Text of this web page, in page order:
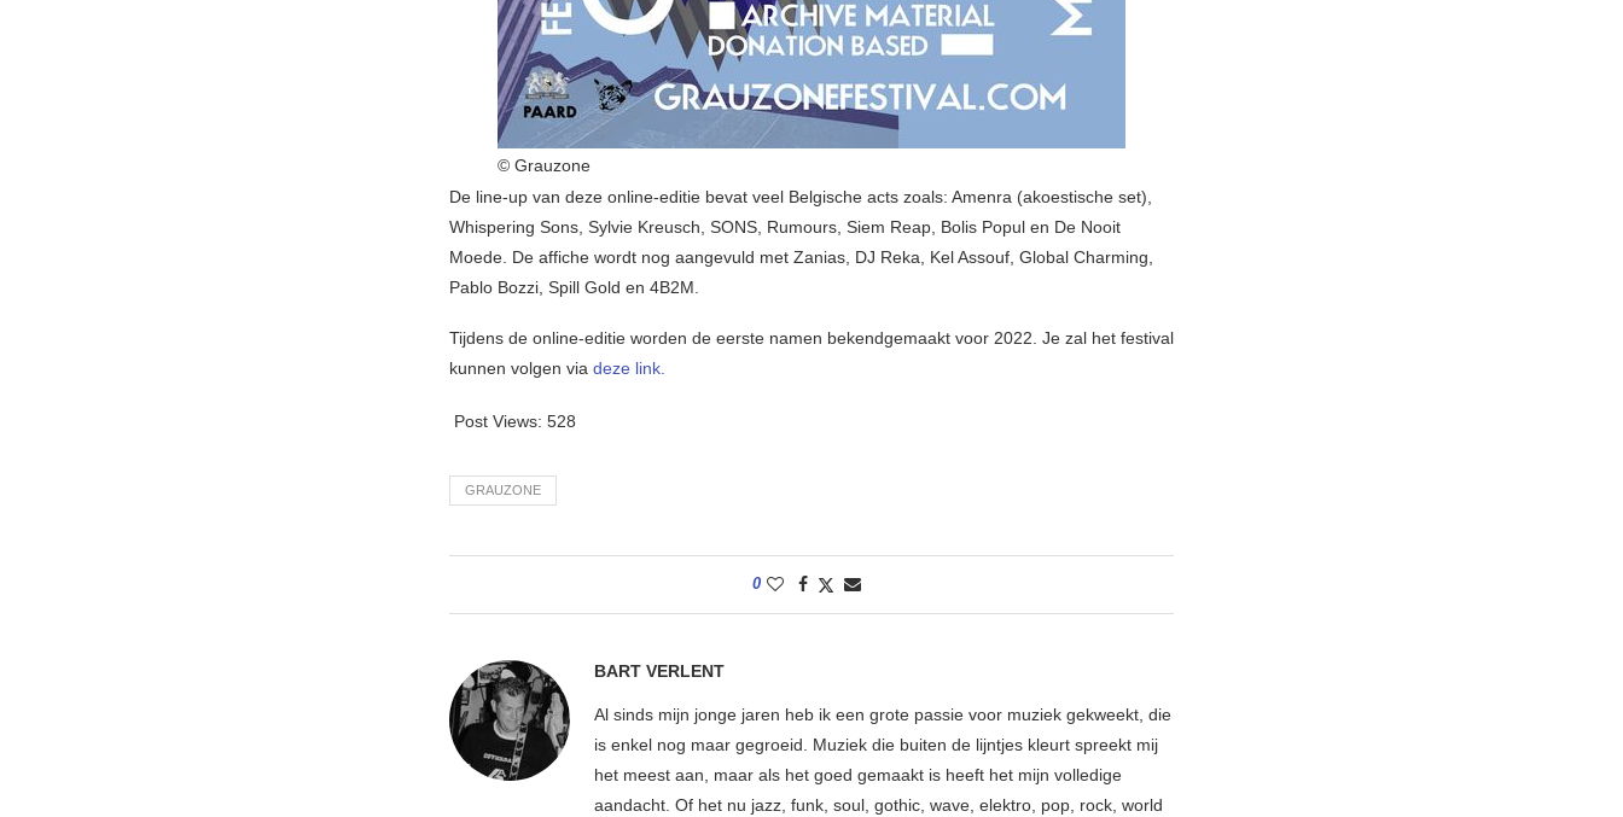
© Grauzone
De line-up van deze online-editie bevat veel Belgische acts zoals: Amenra (akoestische set),
Whispering Sons, Sylvie Kreusch, SONS, Rumours, Siem Reap, Bolis Popul en De Nooit
Moede. De affiche wordt nog aangevuld met Zanias, DJ Reka, Kel Assouf, Global Charming,
Pablo Bozzi, Spill Gold en 4B2M.
Tijdens de online-editie worden de eerste namen bekendgemaakt voor 2022. Je zal het festival
kunnen volgen via deze link.
Post Views: 528
GRAUZONE
0
BART VERLENT
Al sinds mijn jonge jaren heb ik een grote passie voor muziek gekweekt, die
is enkel nog maar gegroeid. Muziek die buiten de lijntjes kleurt spreekt mij
het meest aan, maar als het goed gemaakt is heeft het mijn volledige
aandacht. Of het nu jazz, funk, soul, gothic, wave, elektro, pop, rock, world